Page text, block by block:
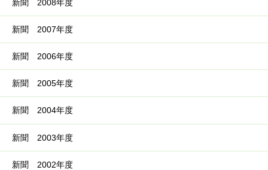
新聞 2008年度
新聞 2007年度
新聞 2006年度
新聞 2005年度
新聞 2004年度
新聞 2003年度
新聞 2002年度